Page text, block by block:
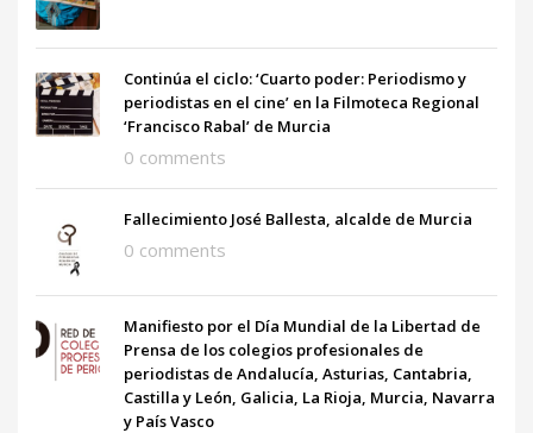
Continúa el ciclo: ‘Cuarto poder: Periodismo y
periodistas en el cine’ en la Filmoteca Regional
‘Francisco Rabal’ de Murcia
0 comments
Fallecimiento José Ballesta, alcalde de Murcia
0 comments
Manifiesto por el Día Mundial de la Libertad de
Prensa de los colegios profesionales de
periodistas de Andalucía, Asturias, Cantabria,
Castilla y León, Galicia, La Rioja, Murcia, Navarra
y País Vasco